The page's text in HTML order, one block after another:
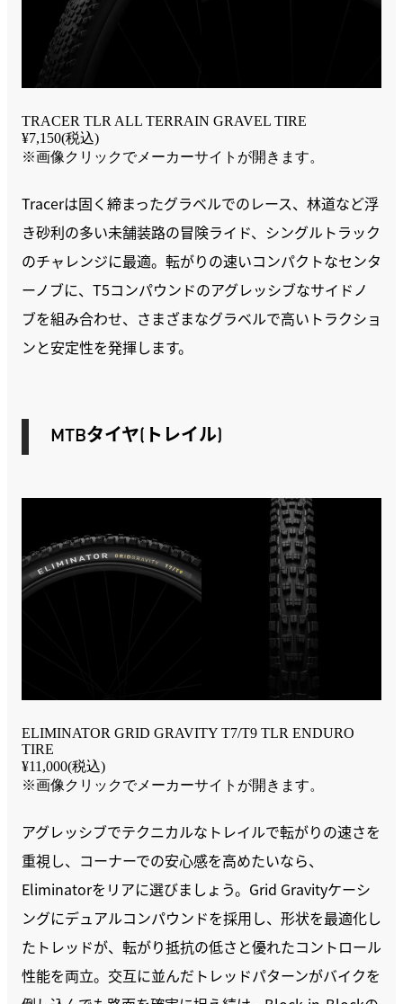
TRACER TLR ALL TERRAIN GRAVEL TIRE
¥7,150(税込)
※画像クリックでメーカーサイトが開きます。
Tracerは固く締まったグラベルでのレース、林道など浮
き砂利の多い未舗装路の冒険ライド、シングルトラック
のチャレンジに最適。転がりの速いコンパクトなセンタ
ーノブに、T5コンパウンドのアグレッシブなサイドノ
ブを組み合わせ、さまざまなグラベルで高いトラクショ
ンと安定性を発揮します。
MTBタイヤ(トレイル)
ELIMINATOR GRID GRAVITY T7/T9 TLR ENDURO
TIRE
¥11,000(税込)
※画像クリックでメーカーサイトが開きます。
アグレッシブでテクニカルなトレイルで転がりの速さを
重視し、コーナーでの安心感を高めたいなら、
Eliminatorをリアに選びましょう。Grid Gravityケーシ
ングにデュアルコンパウンドを採用し、形状を最適化し
たトレッドが、転がり抵抗の低さと優れたコントロール
性能を両立。交互に並んだトレッドパターンがバイクを